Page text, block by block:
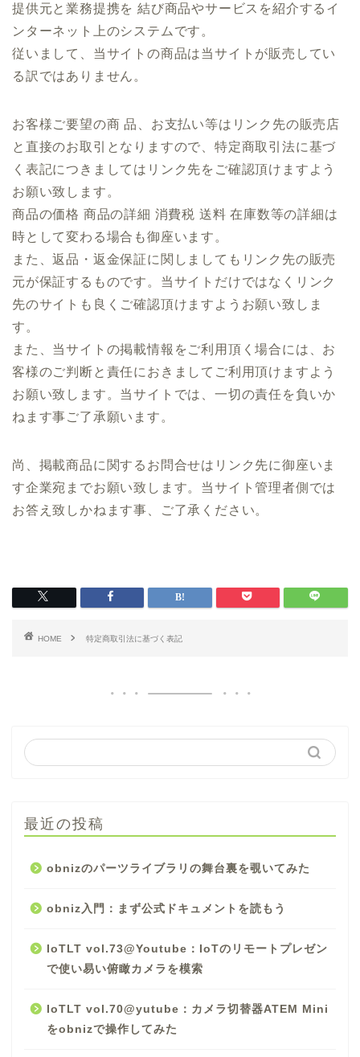
提供元と業務提携を 結び商品やサービスを紹介するイ
ンターネット上のシステムです。
従いまして、当サイトの商品は当サイトが販売してい
る訳ではありません。
お客様ご要望の商 品、お支払い等はリンク先の販売店
と直接のお取引となりますので、特定商取引法に基づ
く表記につきましてはリンク先をご確認頂けますよう
お願い致します。
商品の価格 商品の詳細 消費税 送料 在庫数等の詳細は
時として変わる場合も御座います。
また、返品・返金保証に関しましてもリンク先の販売
元が保証するものです。当サイトだけではなくリンク
先のサイトも良くご確認頂けますようお願い致しま
す。
また、当サイトの掲載情報をご利用頂く場合には、お
客様のご判断と責任におきましてご利用頂けますよう
お願い致します。当サイトでは、一切の責任を負いか
ねます事ご了承願います。
尚、掲載商品に関するお問合せはリンク先に御座いま
す企業宛までお願い致します。当サイト管理者側では
お答え致しかねます事、ご了承ください。
HOME 特定商取引法に基づく表記
最近の投稿
obnizのパーツライブラリの舞台裏を覗いてみた
obniz入門：まず公式ドキュメントを読もう
IoTLT vol.73@Youtube：IoTのリモートプレゼン
で使い易い俯瞰カメラを模索
IoTLT vol.70@yutube：カメラ切替器ATEM Mini
をobnizで操作してみた